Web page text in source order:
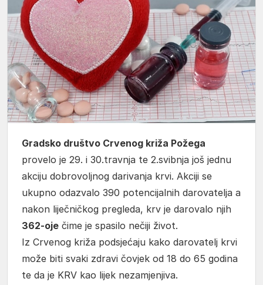
Gradsko društvo Crvenog križa Požega
provelo je 29. i 30.travnja te 2.svibnja još jednu
akciju dobrovoljnog darivanja krvi. Akciji se
ukupno odazvalo 390 potencijalnih darovatelja a
nakon liječničkog pregleda, krv je darovalo njih
362-oje čime je spasilo nečiji život.
Iz Crvenog križa podsjećaju kako darovatelj krvi
može biti svaki zdravi čovjek od 18 do 65 godina
te da je KRV kao lijek nezamjenjiva.